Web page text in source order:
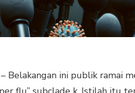
– Belakangan ini publik ramai